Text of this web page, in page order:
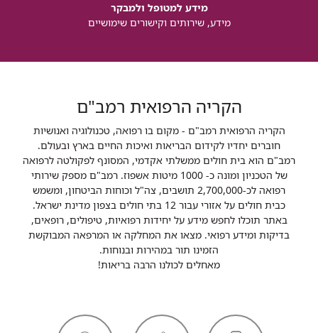
מידע למטופל ולמבקר
מידע, שירותים וקישורים שימושיים
הקריה הרפואית רמב"ם
הקריה הרפואית רמב"ם - מקום בו רפואה, טכנולוגיה ואנושיות
חוברים יחדיו לקידום הבריאות ואיכות החיים בארץ ובעולם.
רמב"ם הוא בית חולים ממשלתי אקדמי, המסונף לפקולטה לרפואה
של הטכניון ומונה כ- 1000 מיטות אשפוז. רמב"ם מספק שירותי
רפואה לכ-2,700,000 תושבים, צה"ל וכוחות הביטחון, ומשמש
כבית חולים על אזורי עבור 12 בתי חולים בצפון מדינת ישראל.
באתר תוכלו לחפש מידע על יחידות רפואיות, טיפולים, רופאים,
בדיקות ומידע רפואי. מצאו את המחלקה או המרפאה המבוקשת
הזמינו תור במהירות ובנוחות.
מאחלים לכולנו הרבה בריאות!